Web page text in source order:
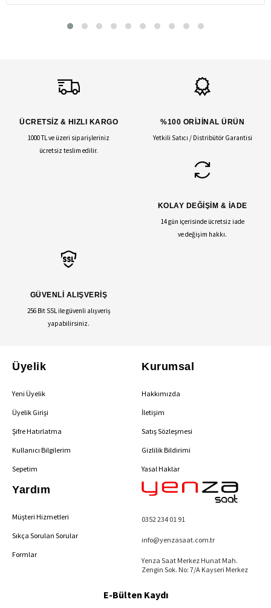
ÜCRETSİZ & HIZLI KARGO
1000 TL ve üzeri siparişleriniz
ücretsiz teslim edilir.
%100 ORİJİNAL ÜRÜN
Yetkili Satıcı / Distribütör Garantisi
KOLAY DEĞİŞİM & İADE
14 gün içerisinde ücretsiz iade
ve değişim hakkı.
GÜVENLİ ALIŞVERİŞ
256 Bit SSL ile güvenli alışveriş
yapabilirsiniz.
Üyelik
Yeni Üyelik
Üyelik Girişi
Şifre Hatırlatma
Kullanıcı Bilgilerim
Sepetim
Kurumsal
Hakkımızda
İletişim
Satış Sözleşmesi
Gizlilik Bildirimi
Yasal Haklar
Yardım
Müşteri Hizmetleri
Sıkça Sorulan Sorular
Formlar
0352 234 01 91
info@yenzasaat.com.tr
Yenza Saat Merkez Hunat Mah.
Zengin Sok. No: 7/A Kayseri Merkez
E-Bülten Kaydı